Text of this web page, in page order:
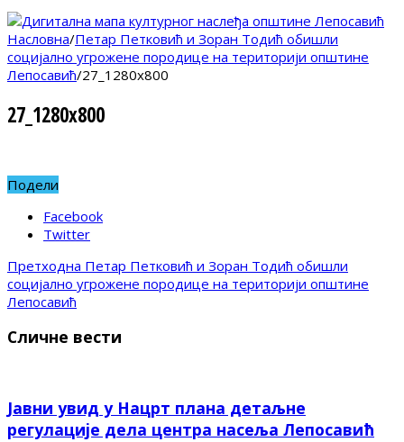
Насловна/Петар Петковић и Зоран Тодић обишли
социјално угрожене породице на територији општине
Лепосавић/27_1280x800
27_1280x800
Подели
Facebook
Twitter
Претходна Петар Петковић и Зоран Тодић обишли
социјално угрожене породице на територији општине
Лепосавић
Сличне вести
Јавни увид у Нацрт плана детаљне
регулације дела центра насеља Лепосавић